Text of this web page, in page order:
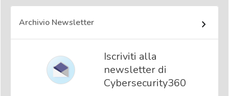
Archivio Newsletter
Iscriviti alla
newsletter di
Cybersecurity360